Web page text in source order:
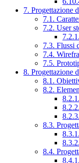
7. Progettazione
7.1.
7.2. User
7.3. Flussi
7.4.
7.5.
8. Progettazione
8.1.
8.2.
8.3.
8.4.